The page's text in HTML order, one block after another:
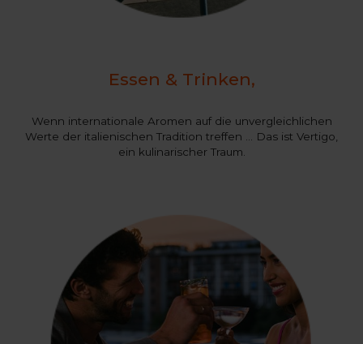
Essen & Trinken,
Wenn internationale Aromen auf die unvergleichlichen
Werte der italienischen Tradition treffen … Das ist Vertigo,
ein kulinarischer Traum.